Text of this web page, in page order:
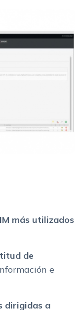
más utilizados
de
e
dirigidas a